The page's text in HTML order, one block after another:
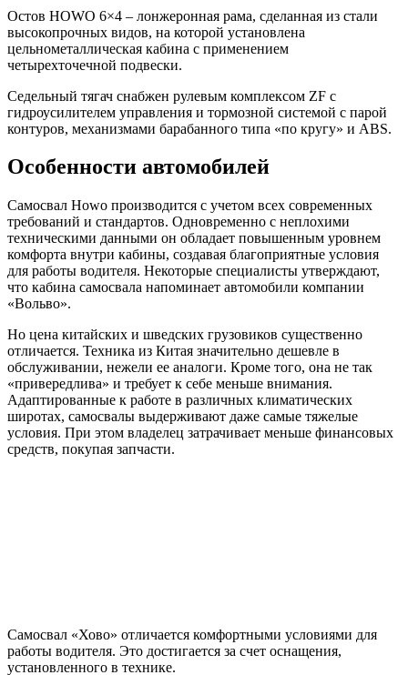
Остов HOWO 6×4 – лонжеронная рама, сделанная из стали
высокопрочных видов, на которой установлена
цельнометаллическая кабина с применением
четырехточечной подвески.
Седельный тягач снабжен рулевым комплексом ZF с
гидроусилителем управления и тормозной системой с парой
контуров, механизмами барабанного типа «по кругу» и ABS.
Особенности автомобилей
Самосвал Howo производится с учетом всех современных
требований и стандартов. Одновременно с неплохими
техническими данными он обладает повышенным уровнем
комфорта внутри кабины, создавая благоприятные условия
для работы водителя. Некоторые специалисты утверждают,
что кабина самосвала напоминает автомобили компании
«Вольво».
Но цена китайских и шведских грузовиков существенно
отличается. Техника из Китая значительно дешевле в
обслуживании, нежели ее аналоги. Кроме того, она не так
«привередлива» и требует к себе меньше внимания.
Адаптированные к работе в различных климатических
широтах, самосвалы выдерживают даже самые тяжелые
условия. При этом владелец затрачивает меньше финансовых
средств, покупая запчасти.
Самосвал «Хово» отличается комфортными условиями для
работы водителя. Это достигается за счет оснащения,
установленного в технике.